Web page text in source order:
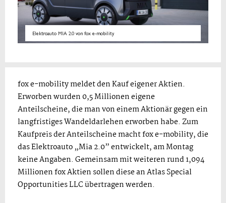
Elektroauto MIA 2.0 von fox e-mobility.
fox e-mobility meldet den Kauf eigener Aktien.
Erworben wurden 0,5 Millionen eigene
Anteilscheine, die man von einem Aktionär gegen ein
langfristiges Wandeldarlehen erworben habe. Zum
Kaufpreis der Anteilscheine macht fox e-mobility, die
das Elektroauto „Mia 2.0” entwickelt, am Montag
keine Angaben. Gemeinsam mit weiteren rund 1,094
Millionen fox Aktien sollen diese an Atlas Special
Opportunities LLC übertragen werden.